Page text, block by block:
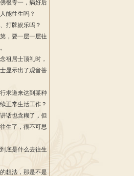
很专一，病好后
能往生吗？
打牌娱乐吗？
，要一层一层往
祖居士顶礼时，
显示出了观音菩
求道来达到某种
正常生活工作？
话也含糊了，但
生了，很不可思
底是什么去往生
想法，那是不是